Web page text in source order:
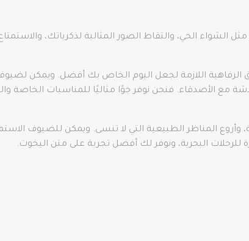
الحي، والتقاط الصور المثالية لذكرياتك،
الرفاهية اللازمة لجعل اليوم الخاص بك أفضل. ويمكن
مع الأصدقاء. فنحن نوفر جوًا مثاليًا للمناسبات الخاصة
المناظر الطبيعية التي لا تنسى. ويمكن للضيوف
البحرية، ونوفر لك أفضل تجربة على متن اليخوت.